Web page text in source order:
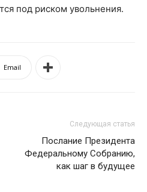
под риском увольнения.
Email
Следующая статья
Послание Президента
Федеральному Собранию,
как шаг в будущее